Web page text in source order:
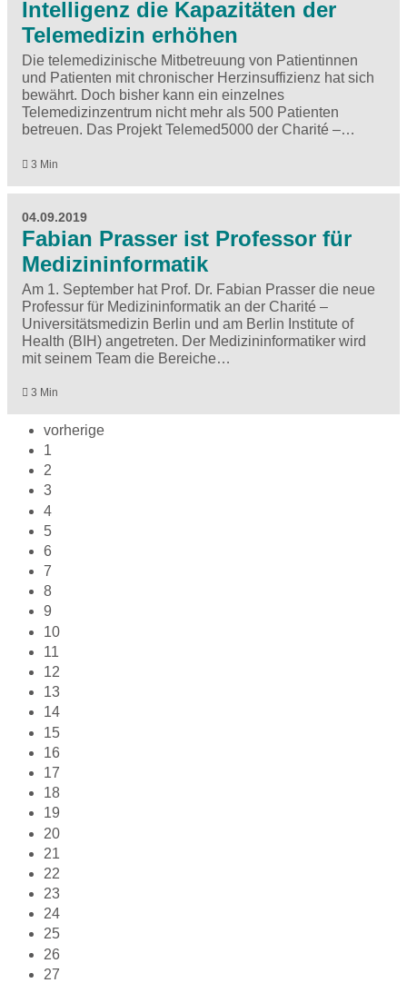
Intelligenz die Kapazitäten der
Telemedizin erhöhen
Die telemedizinische Mitbetreuung von Patientinnen
und Patienten mit chronischer Herzinsuffizienz hat sich
bewährt. Doch bisher kann ein einzelnes
Telemedizinzentrum nicht mehr als 500 Patienten
betreuen. Das Projekt Telemed5000 der Charité –…
3 Min
04.09.2019
Fabian Prasser ist Professor für
Medizininformatik
Am 1. September hat Prof. Dr. Fabian Prasser die neue
Professur für Medizininformatik an der Charité –
Universitätsmedizin Berlin und am Berlin Institute of
Health (BIH) angetreten. Der Medizininformatiker wird
mit seinem Team die Bereiche…
3 Min
vorherige
1
2
3
4
5
6
7
8
9
10
11
12
13
14
15
16
17
18
19
20
21
22
23
24
25
26
27